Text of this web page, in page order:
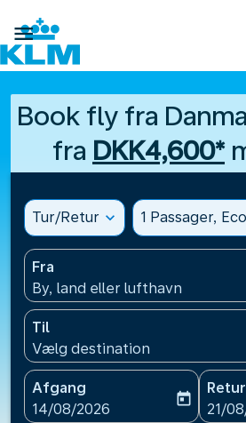

Book fly fra
fra DKK4,600*
Tur/Retur expand_more 1 Passager,
Fra
By, land eller lufthavn
Til
Vælg destination
Afgang
fc-booking-departure-date-
14/08/2026
today
Retur
fc-
21/